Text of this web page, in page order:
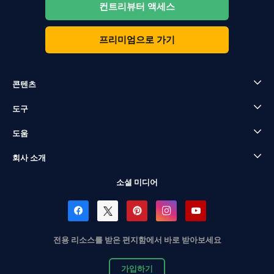
컨트리뷰터 액세스
프리미엄으로 가기
콘텐츠
도구
도움
회사 소개
소셜 미디어
전용 리소스를 받은 편지함에서 바로 받아보세요
가입하기